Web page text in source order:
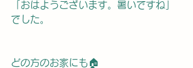
「おはようございます。暑いですね」
でした。
どの方のお家にも🏠